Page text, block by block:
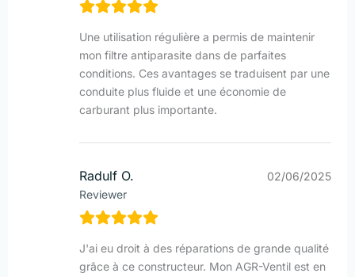
Une utilisation régulière a permis de maintenir
mon filtre antiparasite dans de parfaites
conditions. Ces avantages se traduisent par une
conduite plus fluide et une économie de
carburant plus importante.
Radulf O.
Reviewer
02/06/2025
J'ai eu droit à des réparations de grande qualité
grâce à ce constructeur. Mon AGR-Ventil est en